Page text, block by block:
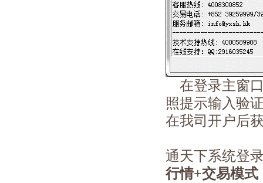
在登录主窗
照提示输入验
在我司开户后
通天下系统登
行情+交易模式